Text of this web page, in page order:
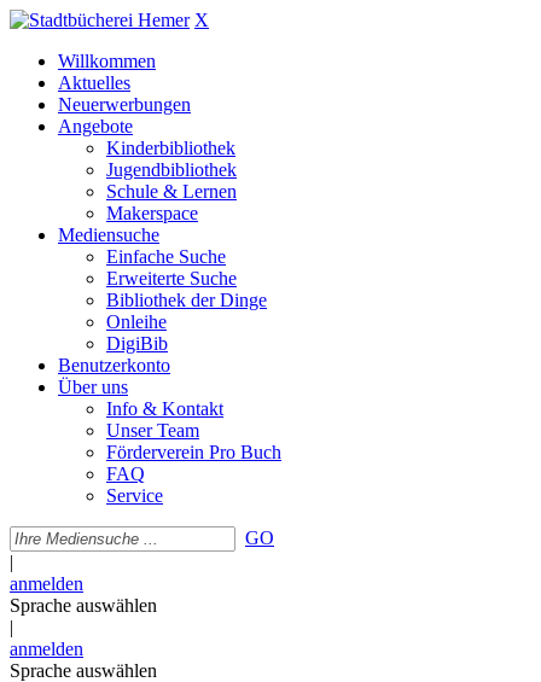
X
Willkommen
Aktuelles
Neuerwerbungen
Angebote
Kinderbibliothek
Jugendbibliothek
Schule & Lernen
Makerspace
Mediensuche
Einfache Suche
Erweiterte Suche
Bibliothek der Dinge
Onleihe
DigiBib
Benutzerkonto
Über uns
Info & Kontakt
Unser Team
Förderverein Pro Buch
FAQ
Service
GO
|
anmelden
Sprache auswählen
|
anmelden
Sprache auswählen